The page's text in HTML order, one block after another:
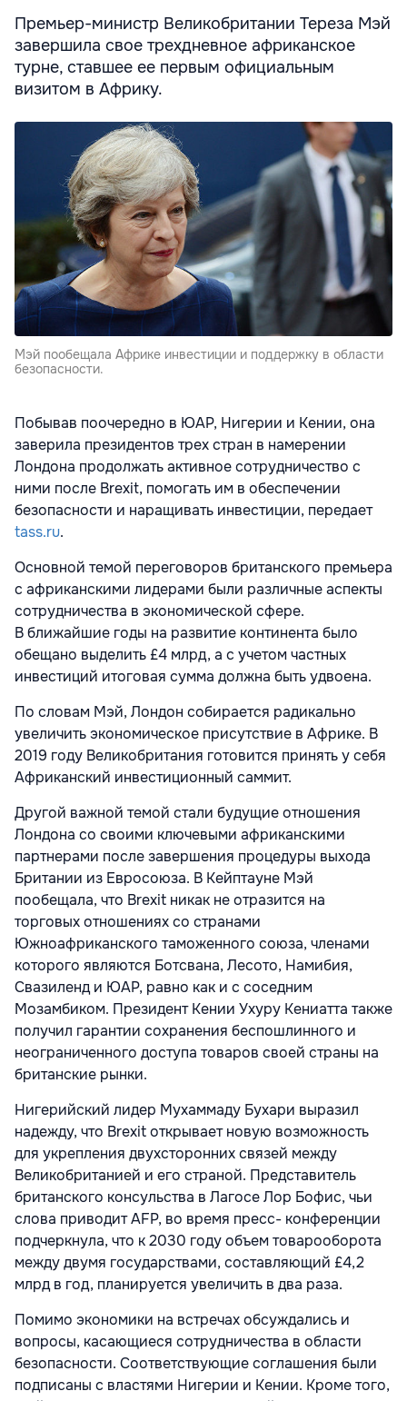
Премьер-министр Великобритании Тереза Мэй
завершила свое трехдневное африканское
турне, ставшее ее первым официальным
визитом в Африку.
Мэй пообещала Африке инвестиции и поддержку в области
безопасности.
Побывав поочередно в ЮАР, Нигерии и Кении, она
заверила президентов трех стран в намерении
Лондона продолжать активное сотрудничество с
ними после Brexit, помогать им в обеспечении
безопасности и наращивать инвестиции, передает
tass.ru.
Основной темой переговоров британского премьера
с африканскими лидерами были различные аспекты
сотрудничества в экономической сфере.
В ближайшие годы на развитие континента было
обещано выделить £4 млрд, а с учетом частных
инвестиций итоговая сумма должна быть удвоена.
По словам Мэй, Лондон собирается радикально
увеличить экономическое присутствие в Африке. В
2019 году Великобритания готовится принять у себя
Африканский инвестиционный саммит.
Другой важной темой стали будущие отношения
Лондона со своими ключевыми африканскими
партнерами после завершения процедуры выхода
Британии из Евросоюза. В Кейптауне Мэй
пообещала, что Brexit никак не отразится на
торговых отношениях со странами
Южноафриканского таможенного союза, членами
которого являются Ботсвана, Лесото, Намибия,
Свазиленд и ЮАР, равно как и с соседним
Мозамбиком. Президент Кении Ухуру Кениатта также
получил гарантии сохранения беспошлинного и
неограниченного доступа товаров своей страны на
британские рынки.
Нигерийский лидер Мухаммаду Бухари выразил
надежду, что Brexit открывает новую возможность
для укрепления двухсторонних связей между
Великобританией и его страной. Представитель
британского консульства в Лагосе Лор Бофис, чьи
слова приводит AFP, во время пресс- конференции
подчеркнула, что к 2030 году объем товарооборота
между двумя государствами, составляющий £4,2
млрд в год, планируется увеличить в два раза.
Помимо экономики на встречах обсуждались и
вопросы, касающиеся сотрудничества в области
безопасности. Соответствующие соглашения были
подписаны с властями Нигерии и Кении. Кроме того,